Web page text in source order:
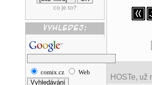
co je to?
comix.cz Web
HOSTe, už